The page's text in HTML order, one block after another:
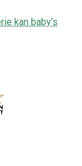
kan baby’s